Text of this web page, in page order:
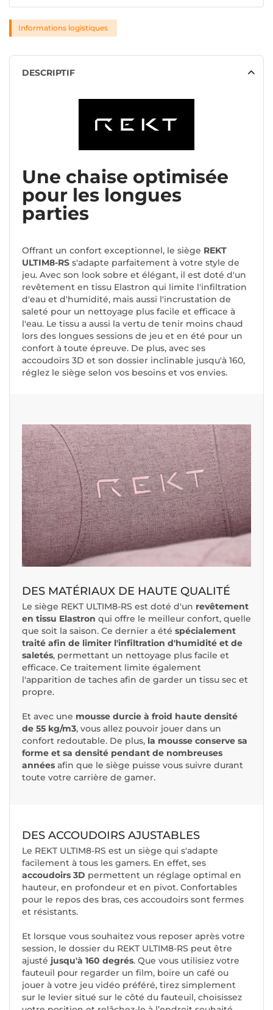
Informations logistiques
DESCRIPTIF
Une chaise optimisée
pour les longues
parties
Offrant un confort exceptionnel, le siège REKT
ULTIM8-RS s'adapte parfaitement à votre style de
jeu. Avec son look sobre et élégant, il est doté d'un
revêtement en tissu Elastron qui limite l'infiltration
d'eau et d'humidité, mais aussi l'incrustation de
saleté pour un nettoyage plus facile et efficace à
l'eau. Le tissu a aussi la vertu de tenir moins chaud
lors des longues sessions de jeu et en été pour un
confort à toute épreuve. De plus, avec ses
accoudoirs 3D et son dossier inclinable jusqu'à 160,
réglez le siège selon vos besoins et vos envies.
DES MATÉRIAUX DE HAUTE QUALITÉ
Le siège REKT ULTIM8-RS est doté d'un revêtement
en tissu Elastron qui offre le meilleur confort, quelle
que soit la saison. Ce dernier a été spécialement
traité afin de limiter l'infiltration d'humidité et de
saletés, permettant un nettoyage plus facile et
efficace. Ce traitement limite également
l'apparition de taches afin de garder un tissu sec et
propre.
Et avec une mousse durcie à froid haute densité
de 55 kg/m3, vous allez pouvoir jouer dans un
confort redoutable. De plus, la mousse conserve sa
forme et sa densité pendant de nombreuses
années afin que le siège puisse vous suivre durant
toute votre carrière de gamer.
DES ACCOUDOIRS AJUSTABLES
Le REKT ULTIM8-RS est un siège qui s'adapte
facilement à tous les gamers. En effet, ses
accoudoirs 3D permettent un réglage optimal en
hauteur, en profondeur et en pivot. Confortables
pour le repos des bras, ces accoudoirs sont fermes
et résistants.
Et lorsque vous souhaitez vous reposer après votre
session, le dossier du REKT ULTIM8-RS peut être
ajusté jusqu'à 160 degrés. Que vous utilisiez votre
fauteuil pour regarder un film, boire un café ou
jouer à votre jeu vidéo préféré, tirez simplement
sur le levier situé sur le côté du fauteuil, choisissez